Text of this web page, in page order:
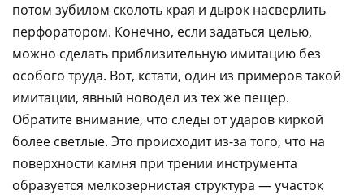
потом зубилом сколоть края и дырок насверлить
перфоратором. Конечно, если задаться целью,
можно сделать приблизительную имитацию без
особого труда. Вот, кстати, один из примеров такой
имитации, явный новодел из тех же пещер.
Обратите внимание, что следы от ударов киркой
более светлые. Это происходит из-за того, что на
поверхности камня при трении инструмента
образуется мелкозернистая структура — участок